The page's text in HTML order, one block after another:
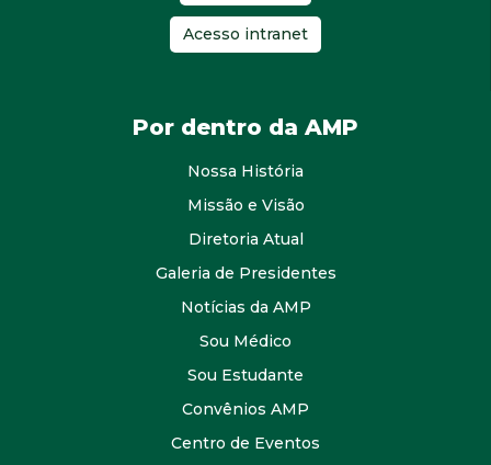
Acesso intranet
Por dentro da AMP
Nossa História
Missão e Visão
Diretoria Atual
Galeria de Presidentes
Notícias da AMP
Sou Médico
Sou Estudante
Convênios AMP
Centro de Eventos